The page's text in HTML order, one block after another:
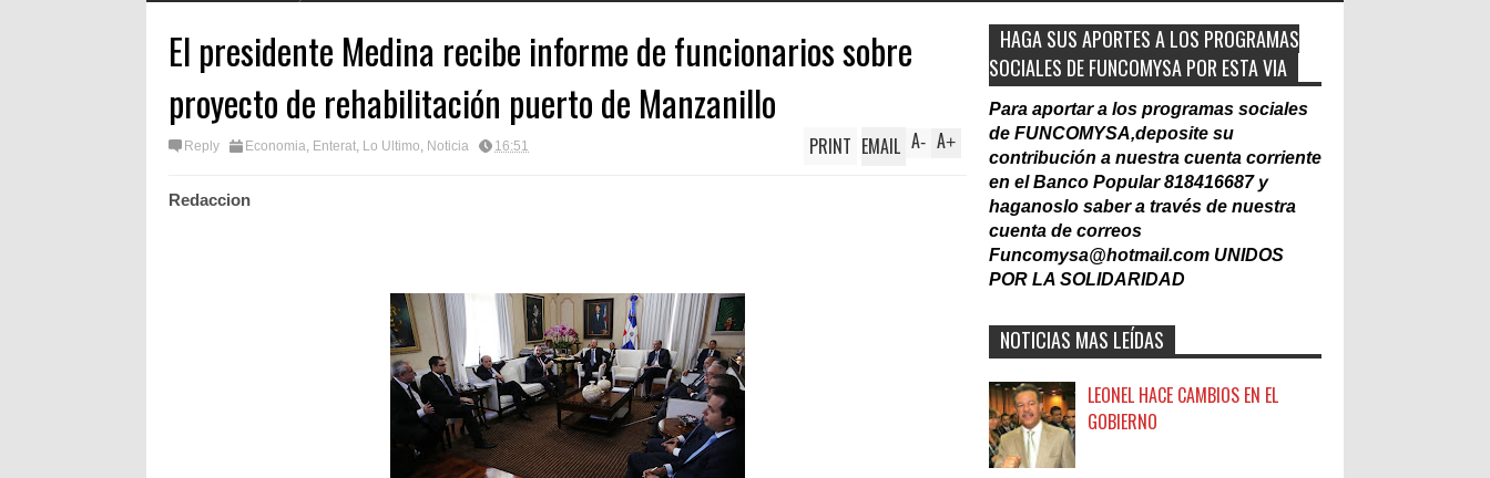
El presidente Medina recibe informe de funcionarios sobre
proyecto de rehabilitación puerto de Manzanillo
Reply Economia, Enterat, Lo Ultimo, Noticia 16:51 A+
A-
PRINT EMAIL
Redaccion
HAGA SUS APORTES A LOS PROGRAMAS
SOCIALES DE FUNCOMYSA POR ESTA VIA
Para aportar a los programas sociales
de FUNCOMYSA,deposite su
contribución a nuestra cuenta corriente
en el Banco Popular 818416687 y
haganoslo saber a través de nuestra
cuenta de correos
Funcomysa@hotmail.com UNIDOS
POR LA SOLIDARIDAD
NOTICIAS MAS LEÍDAS
LEONEL HACE CAMBIOS EN EL
GOBIERNO